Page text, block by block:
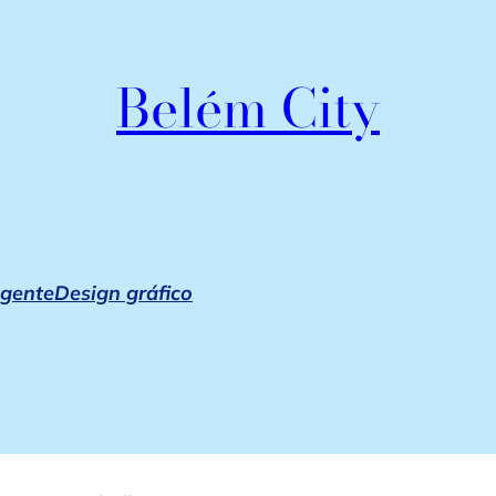
Belém City
Design gráfico